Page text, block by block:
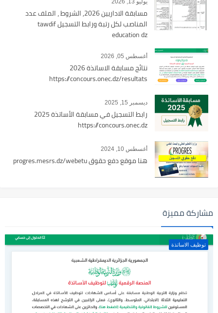
يوليو 13, 2026
مسابقة الاداريين 2026, الشروط ، الملف عدد
المناصب لكل رتبة ورابط التسجيل tawdif
education dz
أغسطس 05, 2026
نتائج مسابقة الاساتذة 2026
https://concours.onec.dz/resultats
ديسمبر 15, 2025
رابط التسجيل في مسابقة الأساتذة 2025
https://concours.onec.dz
أغسطس 10, 2024
هنا موقع دفع حقوق progres.mesrs.dz/webetu
مشاركة مميزة
توظيف الاساتذة